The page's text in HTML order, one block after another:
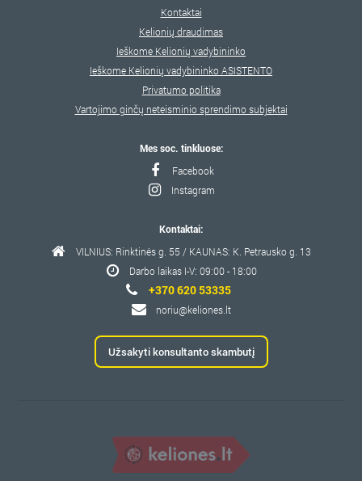
Kontaktai
Kelionių draudimas
Ieškome Kelionių vadybininko
Ieškome Kelionių vadybininko ASISTENTO
Privatumo politika
Vartojimo ginčų neteisminio sprendimo subjektai
Mes soc. tinkluose:
Facebook
Instagram
Kontaktai:
VILNIUS: Rinktinės g. 55 / KAUNAS: K. Petrausko g. 13
Darbo laikas I-V: 09:00 - 18:00
+370 620 53335
noriu@keliones.lt
Užsakyti konsultanto skambutį